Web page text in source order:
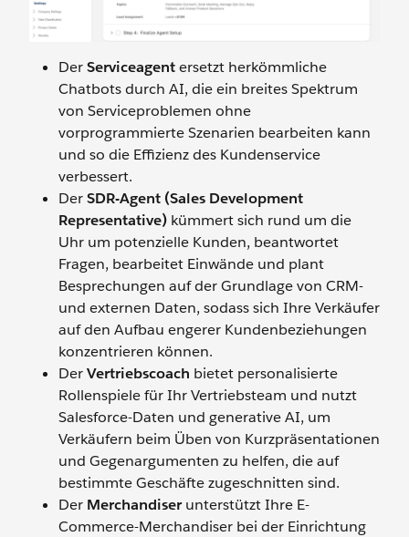
DerServiceagentersetzt herkömmliche
Chatbots durch AI, die ein breites Spektrum
von Serviceproblemen ohne
vorprogrammierte Szenarien bearbeiten kann
und so die Effizienz des Kundenservice
verbessert.
DerSDR-Agent (Sales Development
Representative) kümmert sich rund um die
Uhr um potenzielle Kunden, beantwortet
Fragen, bearbeitet Einwände und plant
Besprechungen auf der Grundlage von CRM-
und externen Daten, sodass sich Ihre Verkäufer
auf den Aufbau engerer Kundenbeziehungen
konzentrieren können.
DerVertriebscoach bietet personalisierte
Rollenspiele für Ihr Vertriebsteam und nutzt
Salesforce-Daten und generative AI, um
Verkäufern beim Üben von Kurzpräsentationen
und Gegenargumenten zu helfen, die auf
bestimmte Geschäfte zugeschnitten sind.
Der Merchandiserunterstützt Ihre E-
Commerce-Merchandiser bei der Einrichtung